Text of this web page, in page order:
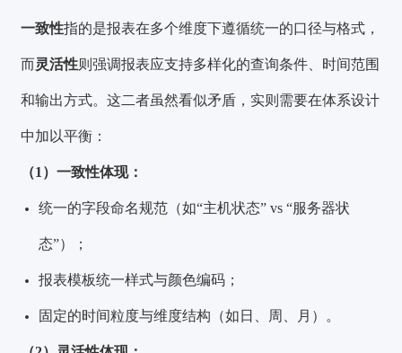
一致性指的是报表在多个维度下遵循统一的口径与格式，
而灵活性则强调报表应支持多样化的查询条件、时间范围
和输出方式。这二者虽然看似矛盾，实则需要在体系设计
中加以平衡：
（1）一致性体现：
统一的字段命名规范（如“主机状态” vs “服务器状
态”）；
报表模板统一样式与颜色编码；
固定的时间粒度与维度结构（如日、周、月）。